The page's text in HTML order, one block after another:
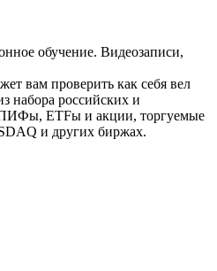
обучение. Видеозаписи,
вам проверить как себя вел
набора российских и
ETFы и акции, торгуемые
и других биржах.